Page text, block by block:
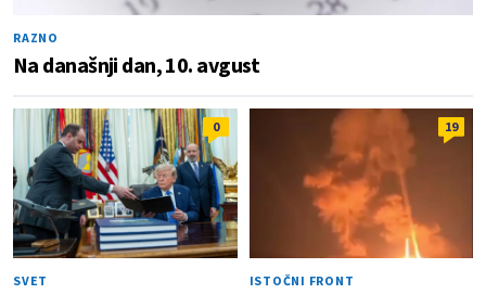
RAZNO
Na današnji dan, 10. avgust
0
SVET
19
ISTOČNI FRONT